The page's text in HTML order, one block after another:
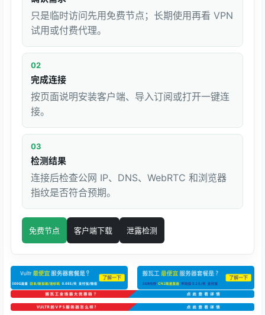
只是临时访问先用免费节点；长期使用再看 VPN
试用或付费代理。
02
完成连接
按页面说明安装客户端、导入订阅或打开一键连
接。
03
检测结果
连接后检查公网 IP、DNS、WebRTC 和浏览器
指纹是否符合预期。
免费节点 客户端下载 泄露检测